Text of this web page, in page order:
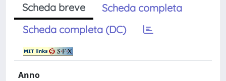
Scheda breve
Scheda completa
Scheda completa (DC)
Anno